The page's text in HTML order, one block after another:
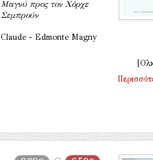
Μαγνύ προς τον Χόρχε
Σεμπρούν
Claude - Edmonte Magny